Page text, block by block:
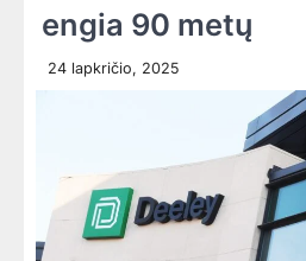
engia 90 metų
24 lapkričio, 2025